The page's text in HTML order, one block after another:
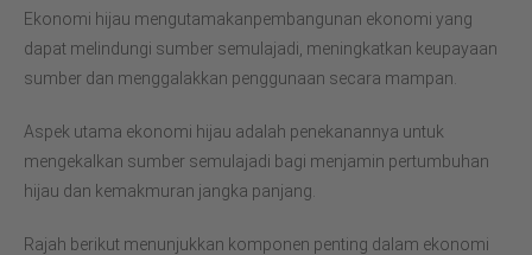
Ekonomi hijau mengutamakanpembangunan ekonomi yang
dapat melindungi sumber semulajadi, meningkatkan keupayaan
sumber dan menggalakkan penggunaan secara mampan.
Aspek utama ekonomi hijau adalah penekanannya untuk
mengekalkan sumber semulajadi bagi menjamin pertumbuhan
hijau dan kemakmuran jangka panjang.
Rajah berikut menunjukkan komponen penting dalam ekonomi